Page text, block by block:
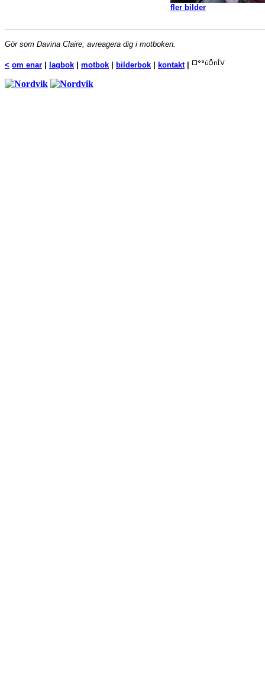
fler bilder
Gör som Davina Claire, avreagera dig i motboken.
< om enar lagbok motbok bilderbok kontakt|